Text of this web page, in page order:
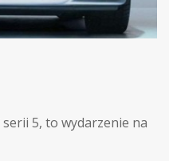
5, to wydarzenie na